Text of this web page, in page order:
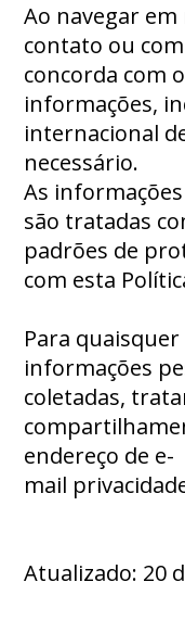
Ao navegar
contato ou
concorda com
informações,
internacional
necessário.
As
são tratadas
padrões de
com esta
Para
informações
coletadas,
endereço de e-
mail
Atualizado: 20